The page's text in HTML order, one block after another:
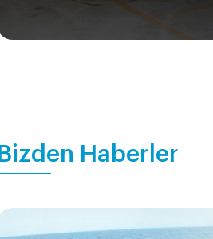
Bizden Haberler